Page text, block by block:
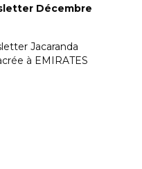
Décembre
Jacaranda
à EMIRATES